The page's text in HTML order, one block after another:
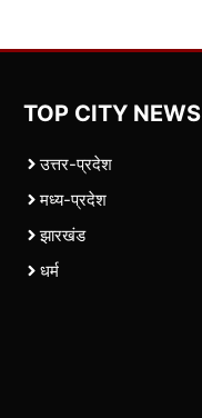
TOP CITY NEWS
उत्तर-प्रदेश
मध्य-प्रदेश
झारखंड
धर्म